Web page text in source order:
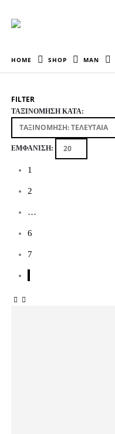
HOME SHOP MAN
FILTER
ΤΑΞΙΝΌΜΗΣΗ ΚΑΤΆ:
ΕΜΦΆΝΙΣΗ:
1
2
…
6
7